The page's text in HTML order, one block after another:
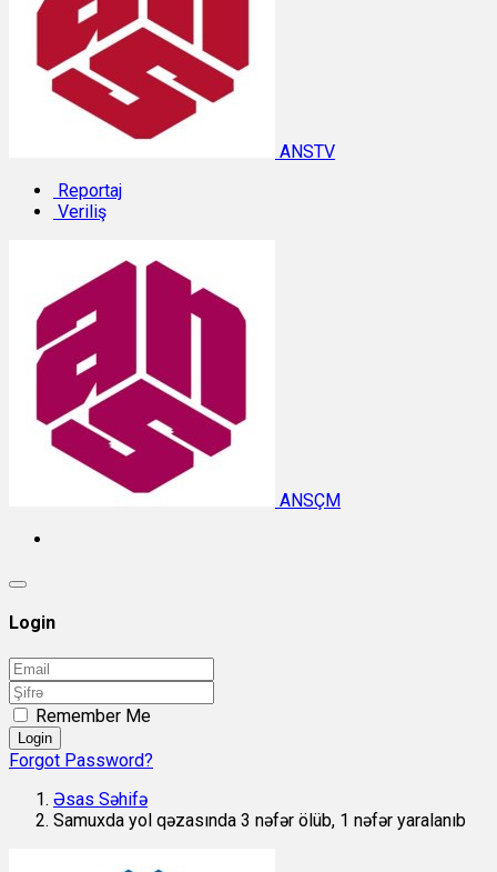
ANSTV
Reportaj
Veriliş
ANSÇM
Login
Remember Me
Login
Forgot Password?
Əsas Səhifə
Samuxda yol qəzasında 3 nəfər ölüb, 1 nəfər yaralanıb